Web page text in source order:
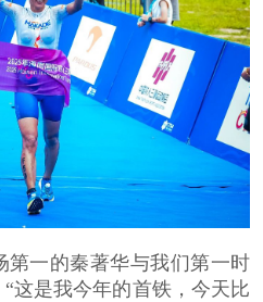
第一的秦著华与我们第一时
这是我今年的首铁，今天比